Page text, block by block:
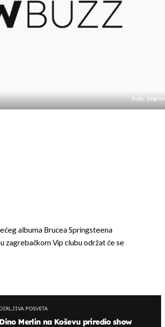
Foto:
albuma Brucea Springsteena
zagrebačkom Vip clubu održat će se
DIRLJIVA POSVETA
Dino Merlin na Koševu priredio show